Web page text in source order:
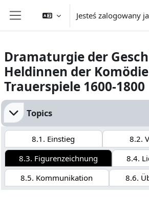
Przejdź do głównej zawartości
Panel boczny
Jesteś zalogowany
Dramaturgie der
Heldinnen der
Trauerspiele 1600-1800
Przegląd sekcji
Topics
8.1. Einstieg
8.2.
8.3. Figurenzeichnung
8.4.
8.5. Kommunikation
8.6.